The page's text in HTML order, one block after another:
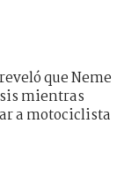
que Neme
mientras
a motociclista